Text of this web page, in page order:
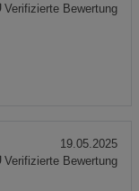
Verifizierte Bewertung
19.05.2025
Verifizierte Bewertung